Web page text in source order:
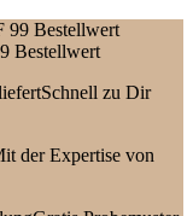
Bestellwert
Schnell zu Dir
der Expertise von